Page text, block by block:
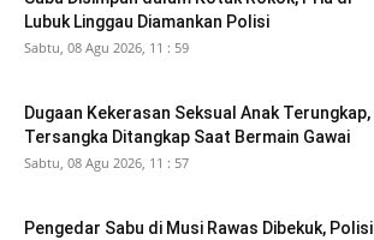
Lubuk Linggau Diamankan Polisi
Sabtu, 08 Agu 2026, 11 : 59
Dugaan Kekerasan Seksual Anak Terungkap,
Tersangka Ditangkap Saat Bermain Gawai
Sabtu, 08 Agu 2026, 11 : 57
Pengedar Sabu di Musi Rawas Dibekuk, Polisi